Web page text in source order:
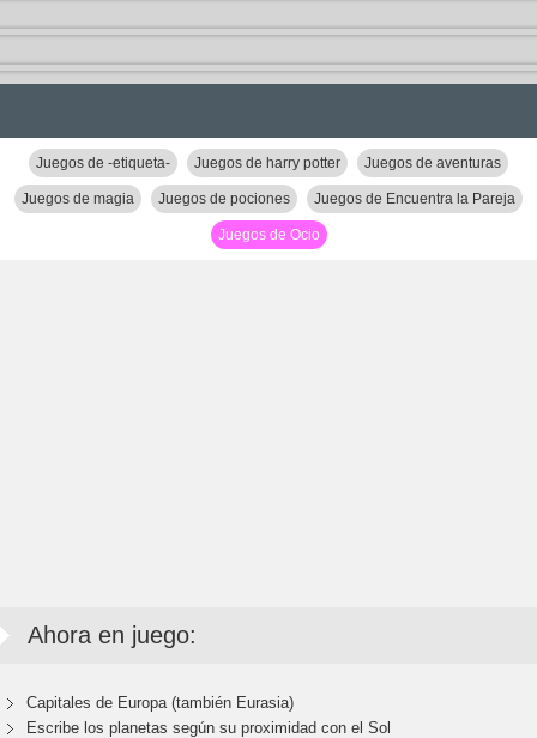
Juegos de -etiqueta- Juegos de harry potter Juegos de aventuras
Juegos de magia Juegos de pociones Juegos de Encuentra la Pareja
Juegos de Ocio
Ahora en juego:
Capitales de Europa (también Eurasia)
Escribe los planetas según su proximidad con el Sol